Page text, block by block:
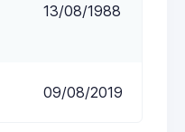
13/08/1988
09/08/2019